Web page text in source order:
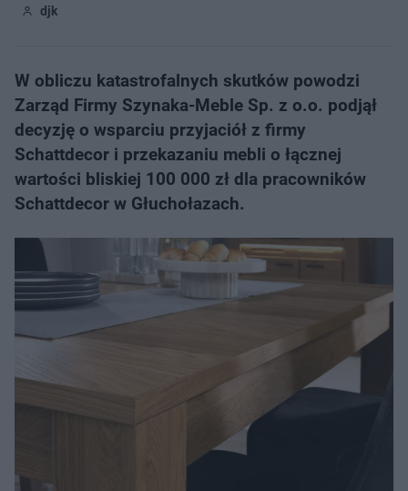
djk
W obliczu katastrofalnych skutków powodzi
Zarząd Firmy Szynaka-Meble Sp. z o.o. podjął
decyzję o wsparciu przyjaciół z firmy
Schattdecor i przekazaniu mebli o łącznej
wartości bliskiej 100 000 zł dla pracowników
Schattdecor w Głuchołazach.